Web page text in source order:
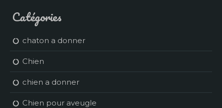
Catégories
chaton a donner
Chien
chien a donner
Chien pour aveugle